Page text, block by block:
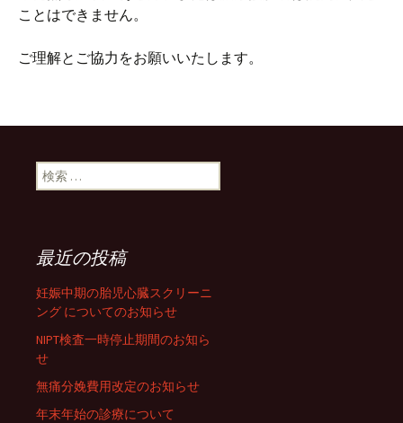
ことはできません。
ご理解とご協力をお願いいたします。
検索:
最近の投稿
妊娠中期の胎児心臓スクリーニ
ング についてのお知らせ
NIPT検査一時停止期間のお知ら
せ
無痛分娩費用改定のお知らせ
年末年始の診療について